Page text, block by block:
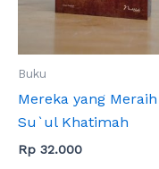
Buku
Mereka yang Meraih
Su`ul Khatimah
Rp 32.000